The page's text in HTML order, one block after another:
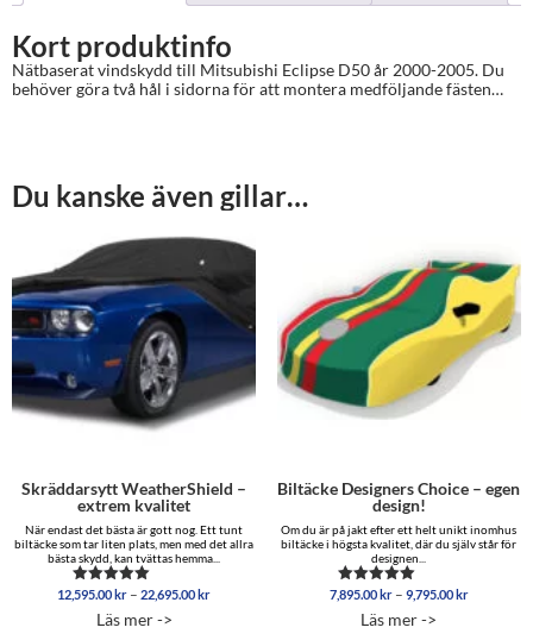
Kort produktinfo
Nätbaserat vindskydd till Mitsubishi Eclipse D50 år 2000-2005. Du
behöver göra två hål i sidorna för att montera medföljande fästen…
Du kanske även gillar…
Skräddarsytt WeatherShield –
extrem kvalitet
När endast det bästa är gott nog. Ett tunt
biltäcke som tar liten plats, men med det allra
bästa skydd, kan tvättas hemma...
Betygsatt
av 5
12,595.00kr – 22,695.00krPrisintervall:
Läs mer ->
Biltäcke Designers Choice – egen
design!
Om du är på jakt efter ett helt unikt inomhus
biltäcke i högsta kvalitet, där du själv står för
designen...
Betygsatt
av 5
7,895.00kr – 9,795.00kr
Läs mer ->